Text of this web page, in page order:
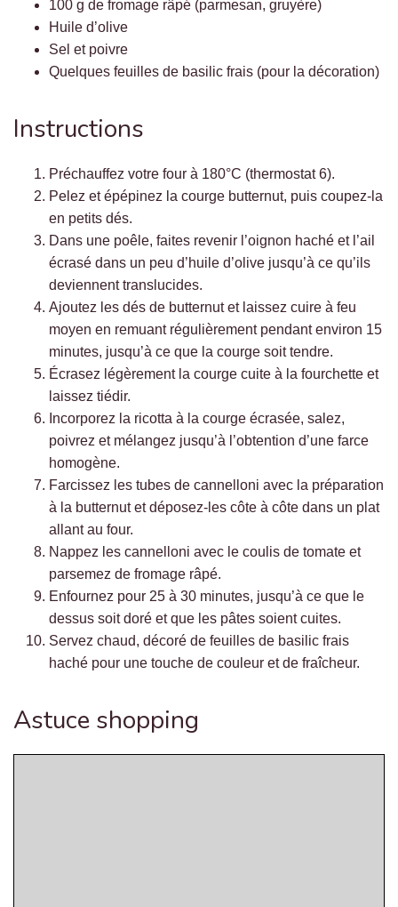
100 g de fromage râpé (parmesan, gruyère)
Huile d’olive
Sel et poivre
Quelques feuilles de basilic frais (pour la décoration)
Instructions
Préchauffez votre four à 180°C (thermostat 6).
Pelez et épépinez la courge butternut, puis coupez-la
en petits dés.
Dans une poêle, faites revenir l’oignon haché et l’ail
écrasé dans un peu d’huile d’olive jusqu’à ce qu’ils
deviennent translucides.
Ajoutez les dés de butternut et laissez cuire à feu
moyen en remuant régulièrement pendant environ 15
minutes, jusqu’à ce que la courge soit tendre.
Écrasez légèrement la courge cuite à la fourchette et
laissez tiédir.
Incorporez la ricotta à la courge écrasée, salez,
poivrez et mélangez jusqu’à l’obtention d’une farce
homogène.
Farcissez les tubes de cannelloni avec la préparation
à la butternut et déposez-les côte à côte dans un plat
allant au four.
Nappez les cannelloni avec le coulis de tomate et
parsemez de fromage râpé.
Enfournez pour 25 à 30 minutes, jusqu’à ce que le
dessus soit doré et que les pâtes soient cuites.
Servez chaud, décoré de feuilles de basilic frais
haché pour une touche de couleur et de fraîcheur.
Astuce shopping